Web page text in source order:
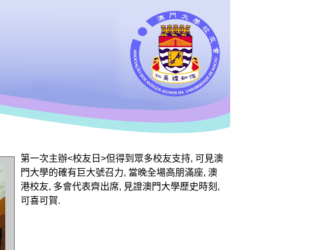
第一次主辦<校友日>但得到眾多校友支持, 可見澳
門大學的確有巨大號召力, 當晚全場高朋滿座, 澳
港校友, 多會代表齊出席, 見證澳門大學歷史時刻,
可喜可賀.